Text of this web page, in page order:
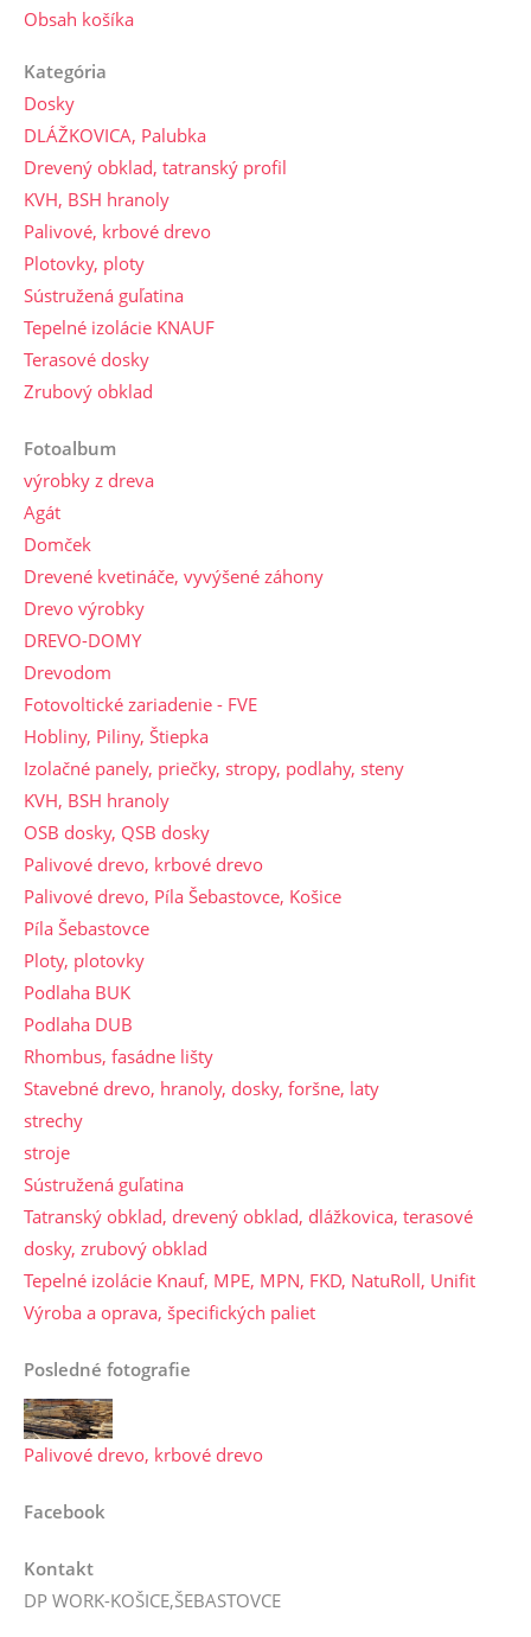
Obsah košíka
Kategória
Dosky
DLÁŽKOVICA, Palubka
Drevený obklad, tatranský profil
KVH, BSH hranoly
Palivové, krbové drevo
Plotovky, ploty
Sústružená guľatina
Tepelné izolácie KNAUF
Terasové dosky
Zrubový obklad
Fotoalbum
výrobky z dreva
Agát
Domček
Drevené kvetináče, vyvýšené záhony
Drevo výrobky
DREVO-DOMY
Drevodom
Fotovoltické zariadenie - FVE
Hobliny, Piliny, Štiepka
Izolačné panely, priečky, stropy, podlahy, steny
KVH, BSH hranoly
OSB dosky, QSB dosky
Palivové drevo, krbové drevo
Palivové drevo, Píla Šebastovce, Košice
Píla Šebastovce
Ploty, plotovky
Podlaha BUK
Podlaha DUB
Rhombus, fasádne lišty
Stavebné drevo, hranoly, dosky, foršne, laty
strechy
stroje
Sústružená guľatina
Tatranský obklad, drevený obklad, dlážkovica, terasové
dosky, zrubový obklad
Tepelné izolácie Knauf, MPE, MPN, FKD, NatuRoll, Unifit
Výroba a oprava, špecifických paliet
Posledné fotografie
Palivové drevo, krbové drevo
Facebook
Kontakt
DP WORK-KOŠICE,ŠEBASTOVCE